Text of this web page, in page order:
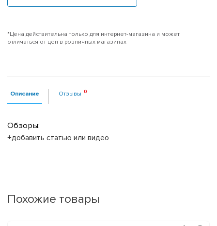
*Цена действительна только для интернет-магазина и может
отличаться от цен в розничных магазинах
Описание Отзывы
Обзоры:
+добавить статью или видео
Похожие товары